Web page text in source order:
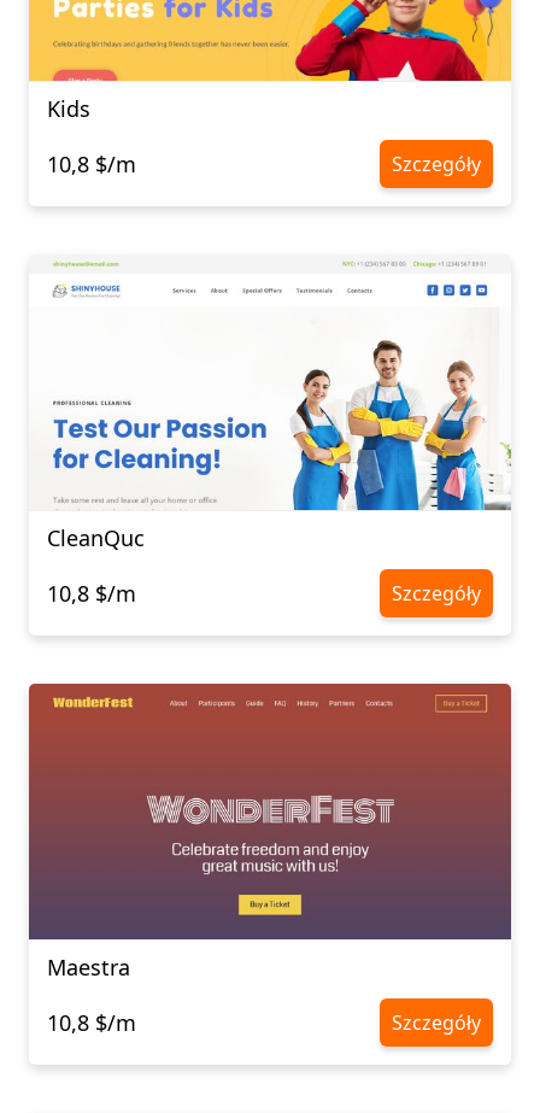
Kids
10,8 $/m
Szczegóły
CleanQuc
10,8 $/m
Szczegóły
Maestra
10,8 $/m
Szczegóły